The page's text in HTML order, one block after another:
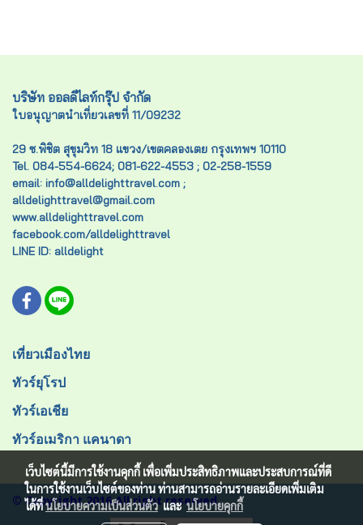
บริษัท ออลดีไลท์กรุ๊ป จำกัด
ใบอนุญาตนำเที่ยวเลขที่ 11/09232
29 ซ.พิชิต สุขุมวิท 18 แขวง/เขตคลองเตย กรุงเทพฯ 10110
Tel. 084-554-6624; 081-622-4553 ; 02-258-1559
email: info@alldelighttravel.com ;
alldelighttravel@gmail.com
www.alldelighttravel.com
facebook.com/alldelighttravel
LINE ID: alldelight
เที่ยวเมืองไทย
ทัวร์ยุโรป
ทัวร์เอเชีย
ทัวร์อเมริกา แคนาดา
© Copyright 2016 All right reserved.
เว็บไซต์นี้มีการใช้งานคุกกี้ เพื่อเพิ่มประสิทธิภาพและประสบการณ์ที่ดี
ในการใช้งานเว็บไซต์ของท่าน ท่านสามารถอ่านรายละเอียดเพิ่มเติม
ได้ที่นโยบายความเป็นส่วนตัวและนโยบายคุกกี้